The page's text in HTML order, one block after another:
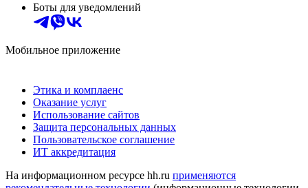
Боты для уведомлений
Мобильное приложение
Этика и комплаенс
Оказание услуг
Использование сайтов
Защита персональных данных
Пользовательское соглашение
ИТ аккредитация
На информационном ресурсе hh.ru применяются